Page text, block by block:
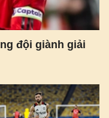
đội giành giải